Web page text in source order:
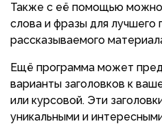
Также с её помощью
слова и фразы для
рассказываемого
Ещё программа может
варианты заголовков к
или курсовой. Эти
уникальными и